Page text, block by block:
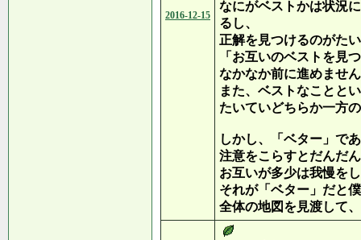
2016-12-15
なにがベストかは状況
るし、
正解を見つけるのがた
「お互いのベストを見
なかなか前に進めませ
また、ベストなことと
たいていどちらか一方
しかし、「ベター」で
注意をこらすとだんだ
お互いが多少は我慢を
それが「ベター」だと
全体の地図を見渡して